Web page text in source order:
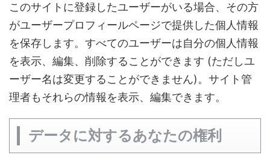
このサイトに登録したユーザーがいる場合、その方
がユーザープロフィールページで提供した個人情報
を保存します。すべてのユーザーは自分の個人情報
を表示、編集、削除することができます (ただしユ
ーザー名は変更することができません)。サイト管
理者もそれらの情報を表示、編集できます。
データに対するあなたの権利